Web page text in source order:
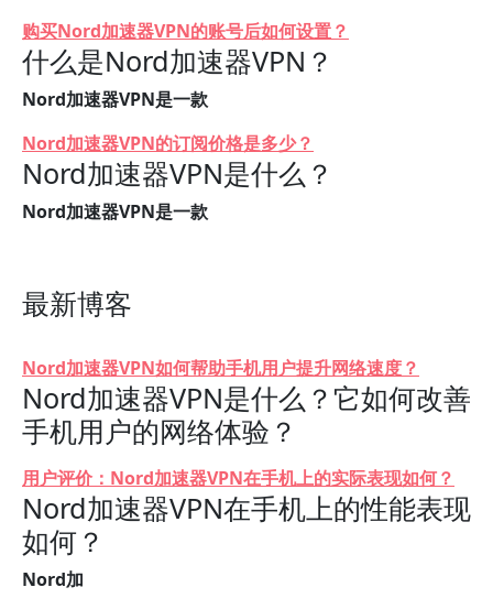
购买Nord加速器VPN的账号后如何设置？
什么是Nord加速器VPN？
Nord加速器VPN是一款
Nord加速器VPN的订阅价格是多少？
Nord加速器VPN是什么？
Nord加速器VPN是一款
最新博客
Nord加速器VPN如何帮助手机用户提升网络速度？
Nord加速器VPN是什么？它如何改善
手机用户的网络体验？
用户评价：Nord加速器VPN在手机上的实际表现如何？
Nord加速器VPN在手机上的性能表现
如何？
Nord加